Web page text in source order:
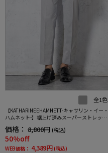
全1色
【KATHARINEEHAMNETT-キャサリン・イー・
ハムネット-】裾上げ済みスーパーストレッチ
無地
価格： 8,800円 (税込)
50%off
WEB価格： 4,389円 (税込)